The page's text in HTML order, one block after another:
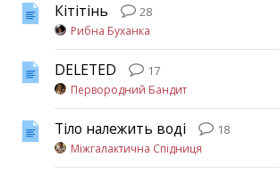
Кітітінь
28
Рибна Буханка
DELETED
17
Первородний Бандит
Тіло належить воді
18
Міжгалактична Спідниця